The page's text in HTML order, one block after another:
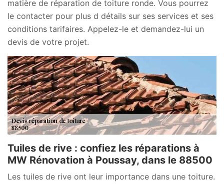
matière de réparation de toiture ronde. Vous pourrez
le contacter pour plus d détails sur ses services et ses
conditions tarifaires. Appelez-le et demandez-lui un
devis de votre projet.
Tuiles de rive : confiez les réparations à
MW Rénovation à Poussay, dans le 88500
Les tuiles de rive ont leur importance dans une toiture.